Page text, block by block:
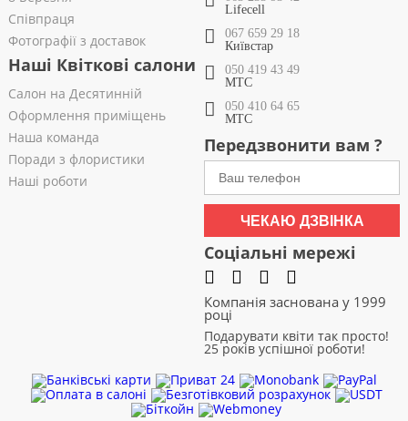
Співпраця
Фотографії з доставок
Наші Квіткові салони
Салон на Десятинній
Оформлення приміщень
Наша команда
Поради з флористики
Наші роботи
Lifecell
067 659 29 18
Київстар
050 419 43 49
МТС
050 410 64 65
МТС
Передзвонити вам ?
ЧЕКАЮ ДЗВІНКА
Соціальні мережі
Компанія заснована у 1999
році
Подарувати квіти так просто!
25 років успішної роботи!